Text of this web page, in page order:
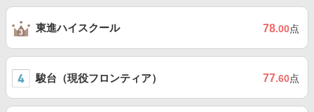
東進ハイスクール 78.00点
駿台（現役フロンティア） 77.60点